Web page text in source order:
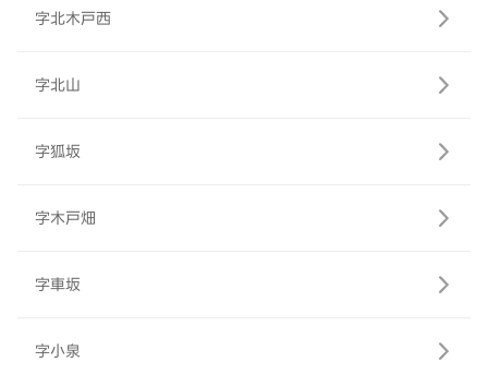
字北木戸西
字北山
字狐坂
字木戸畑
字車坂
字小泉